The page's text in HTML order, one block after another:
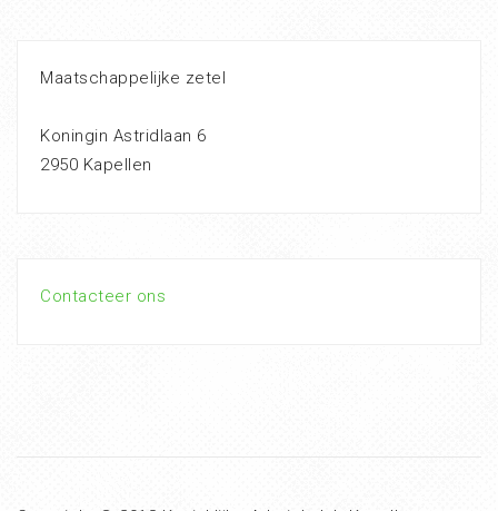
Maatschappelijke zetel
Koningin Astridlaan 6
2950 Kapellen
Contacteer ons